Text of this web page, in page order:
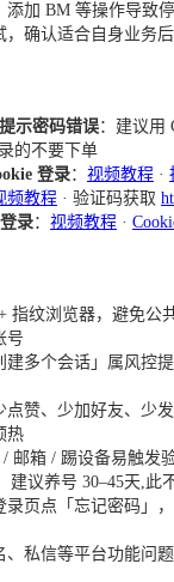
添加 BM 等操作导致
，确认适合自身业务
示密码错误：建议用
的不要下单
登录： 视频教程 ·
频教程 · 验证码获取
录： 视频教程 ·
指纹浏览器，避免公
号
建多个会话」属风控
点赞、少加好友、少
热
/ 邮箱 / 踢设备易触发
建议养号 30–45天,此
录页点「忘记密码」
、私信等平台功能问题